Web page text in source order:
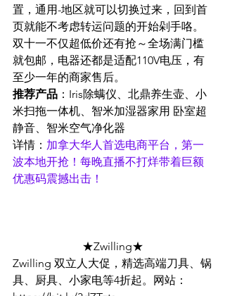
置，通用-地区就可以切换过来，回到首
页就能不考虑转运问题的开始剁手咯。
双十一不仅超低价还有抢～全场满门槛
就包邮，电器还都是适配110V电压，有
至少一年的商家售后。
推荐产品 ：Iris除螨仪、北鼎养生壶、小
米扫拖一体机、智米加湿器家用 卧室超
静音、智米空气净化器
详情： 加拿大华人首选电商平台，第一
波本地开抢！每晚直播不打烊带着巨额
优惠码震撼出击！
★Zwilling★
Zwilling 双立人大促，精选高端刀具、锅
具、厨具、小家电等4折起。网站：